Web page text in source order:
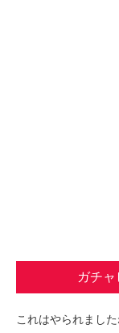
ガチ
これはやられました